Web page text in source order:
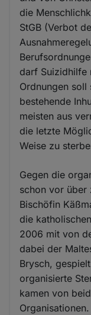
die
StGB (Verbot
darf Suizidhilfe
Ordnungen
bestehende
meisten aus
die letzte
Weise zu
Gegen die
schon vor über
Bischöfin
die
2006 mit von
dabei der
Brysch,
organisierte
kamen von
Organisationen.